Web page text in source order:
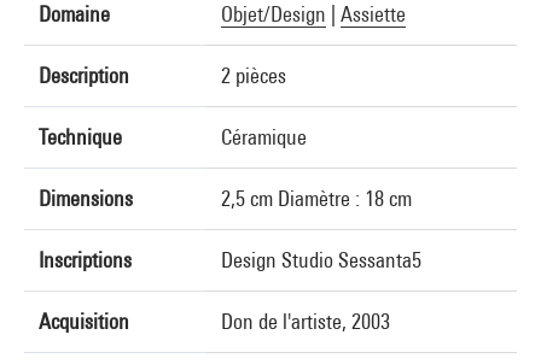
Domaine Objet/Design Assiette
Description 2 pièces
Technique Céramique
Dimensions 2,5 cm Diamètre : 18 cm
Inscriptions Design Studio Sessanta5
Acquisition Don de l'artiste, 2003